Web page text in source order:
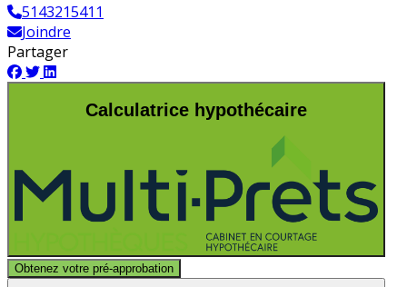
5143215411
Joindre
Partager
Calculatrice hypothécaire
Obtenez votre pré-approbation